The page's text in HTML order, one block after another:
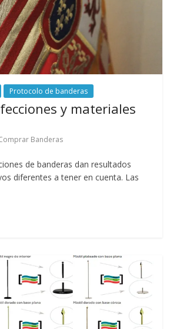
Protocolo de banderas
y materiales
Banderas
de banderas dan resultados
diferentes a tener en cuenta. Las